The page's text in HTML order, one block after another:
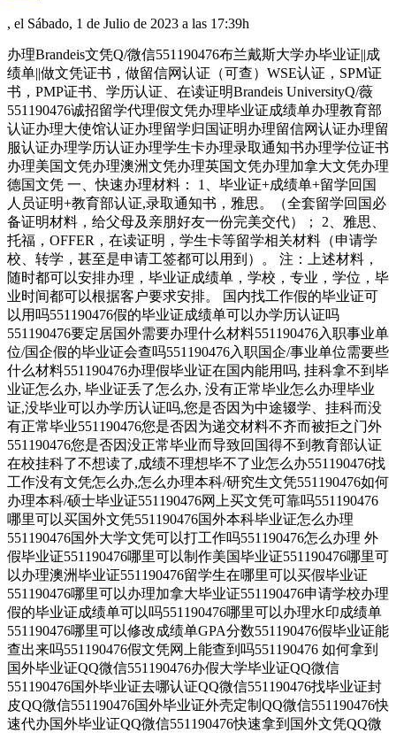
, el Sábado, 1 de Julio de 2023 a las 17:39h
办理Brandeis文凭Q/微信551190476布兰戴斯大学办毕业证||成
绩单||做文凭证书，做留信网认证（可查）WSE认证，SPM证
书，PMP证书、学历认证、在读证明Brandeis UniversityQ/薇
551190476诚招留学代理假文凭办理毕业证成绩单办理教育部
认证办理大使馆认证办理留学归国证明办理留信网认证办理留
服认证办理学历认证办理学生卡办理录取通知书办理学位证书
办理美国文凭办理澳洲文凭办理英国文凭办理加拿大文凭办理
德国文凭 一、快速办理材料： 1、毕业证+成绩单+留学回国
人员证明+教育部认证,录取通知书，雅思。（全套留学回国必
备证明材料，给父母及亲朋好友一份完美交代）； 2、雅思、
托福，OFFER，在读证明，学生卡等留学相关材料（申请学
校、转学，甚至是申请工签都可以用到）。 注：上述材料，
随时都可以安排办理，毕业证成绩单，学校，专业，学位，毕
业时间都可以根据客户要求安排。 国内找工作假的毕业证可
以用吗551190476假的毕业证成绩单可以办学历认证吗
551190476要定居国外需要办理什么材料551190476入职事业单
位/国企假的毕业证会查吗551190476入职国企/事业单位需要些
什么材料551190476办理假毕业证在国内能用吗, 挂科拿不到毕
业证怎么办, 毕业证丢了怎么办, 没有正常毕业怎么办理毕业
证,没毕业可以办学历认证吗,您是否因为中途辍学、挂科而没
有正常毕业551190476您是否因为递交材料不齐而被拒之门外
551190476您是否因没正常毕业而导致回国得不到教育部认证
在校挂科了不想读了,成绩不理想毕不了业怎么办551190476找
工作没有文凭怎么办,怎么办理本科/研究生文凭551190476如何
办理本科/硕士毕业证551190476网上买文凭可靠吗551190476
哪里可以买国外文凭551190476国外本科毕业证怎么办理
551190476国外大学文凭可以打工作吗551190476怎么办理 外
假毕业证551190476哪里可以制作美国毕业证551190476哪里可
以办理澳洲毕业证551190476留学生在哪里可以买假毕业证
551190476哪里可以办理加拿大毕业证551190476申请学校办理
假的毕业证成绩单可以吗551190476哪里可以办理水印成绩单
551190476哪里可以修改成绩单GPA分数551190476假毕业证能
查出来吗551190476假文凭网上能查到吗551190476 如何拿到
国外毕业证QQ微信551190476办假大学毕业证QQ微信
551190476国外毕业证去哪认证QQ微信551190476找毕业证封
皮QQ微信551190476国外毕业证外壳定制QQ微信551190476快
速代办国外毕业证QQ微信551190476快速拿到国外文凭QQ微